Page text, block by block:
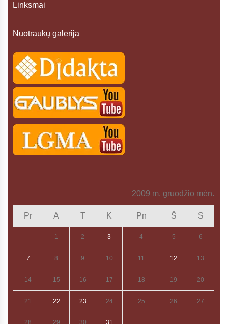
Linksmai
Nuotraukų galerija
2009 m. gruodžio mėn.
Pr A T K Pn Š S
1 2 3 4 5 6
7 8 9 10 11 12 13
14 15 16 17 18 19 20
21 22 23 24 25 26 27
28 29 30 31